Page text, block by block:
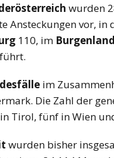
wurden
Ansteckungen vor, in
110, im Burgenland
im
Die Zahl der
Tirol, fünf in Wien
wurden bisher